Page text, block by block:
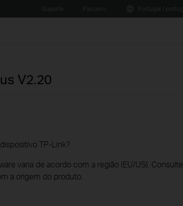
V2.20
TP-Link?
varia de acordo com a região (EU/US). Consulte
a origem do produto.